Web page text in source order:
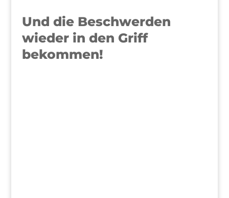
Und die Beschwerden
wieder in den Griff
bekommen!